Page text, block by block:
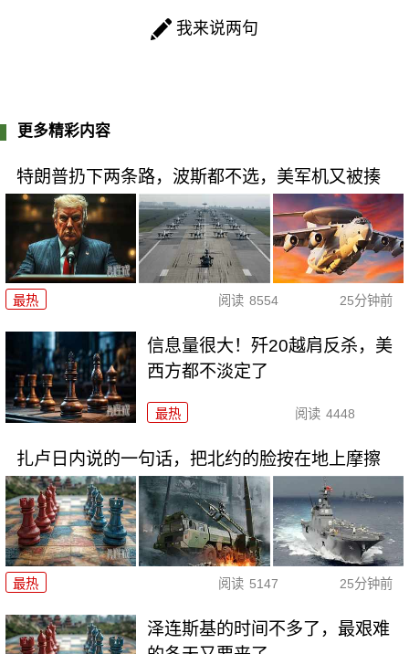
我来说两句
更多精彩内容
特朗普扔下两条路，波斯都不选，美军机又被揍
最热 阅读 8554 25分钟前
信息量很大！歼20越肩反杀，美
西方都不淡定了
最热 阅读 4448
扎卢日内说的一句话，把北约的脸按在地上摩擦
最热 阅读 5147 25分钟前
泽连斯基的时间不多了，最艰难